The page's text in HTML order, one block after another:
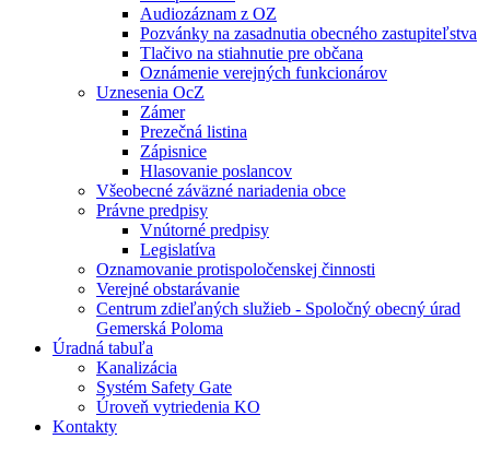
Audiozáznam z OZ
Pozvánky na zasadnutia obecného zastupiteľstva
Tlačivo na stiahnutie pre občana
Oznámenie verejných funkcionárov
Uznesenia OcZ
Zámer
Prezečná listina
Zápisnice
Hlasovanie poslancov
Všeobecné záväzné nariadenia obce
Právne predpisy
Vnútorné predpisy
Legislatíva
Oznamovanie protispoločenskej činnosti
Verejné obstarávanie
Centrum zdieľaných služieb - Spoločný obecný úrad
Gemerská Poloma
Úradná tabuľa
Kanalizácia
Systém Safety Gate
Úroveň vytriedenia KO
Kontakty